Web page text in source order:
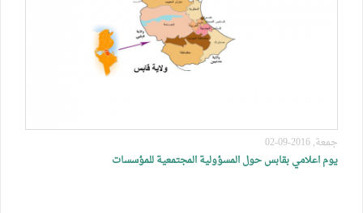
جمعة, 2016-09-02
يوم اعلامي بقابس حول المسؤولية المجتمعية للمؤسسات